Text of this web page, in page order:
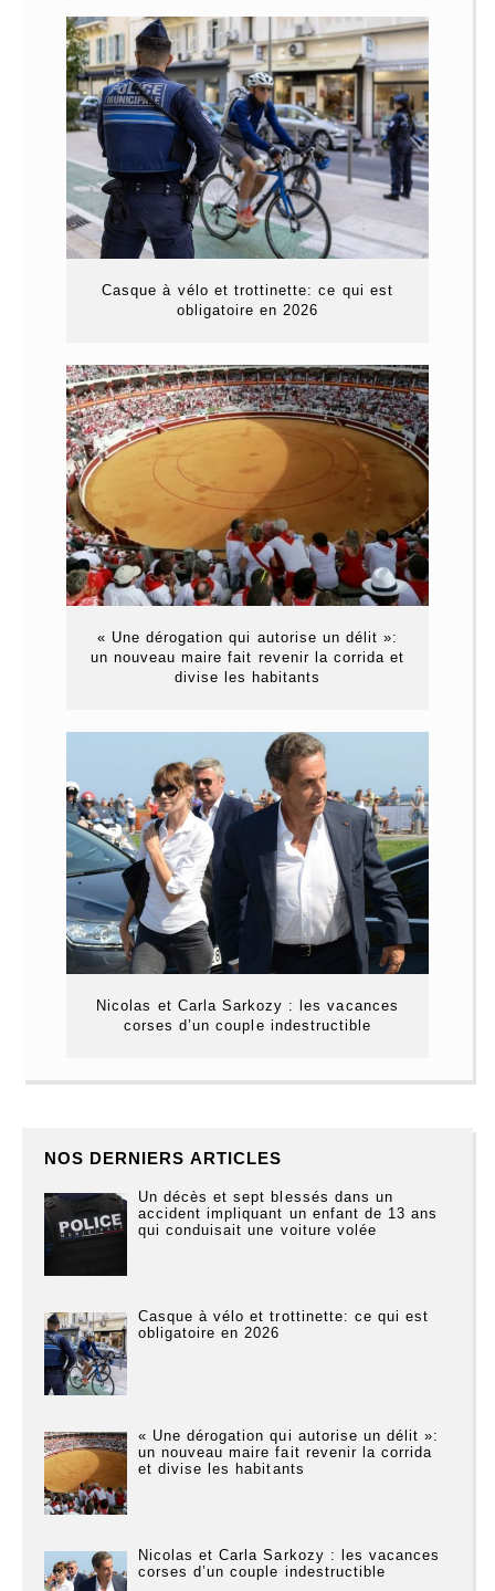
Casque à vélo et trottinette: ce qui est
obligatoire en 2026
« Une dérogation qui autorise un délit »:
un nouveau maire fait revenir la corrida et
divise les habitants
Nicolas et Carla Sarkozy : les vacances
corses d’un couple indestructible
NOS DERNIERS ARTICLES
Un décès et sept blessés dans un
accident impliquant un enfant de 13 ans
qui conduisait une voiture volée
Casque à vélo et trottinette: ce qui est
obligatoire en 2026
« Une dérogation qui autorise un délit »:
un nouveau maire fait revenir la corrida
et divise les habitants
Nicolas et Carla Sarkozy : les vacances
corses d’un couple indestructible